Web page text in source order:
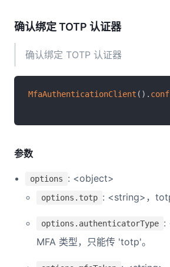
确认绑定 TOTP 认证器
确认绑定 TOTP 认证器
MfaAuthenticationClient ( ) .
参数
options : <object>
options.totp : <string>，
options.authenticatorType :
MFA 类型，只能传 'totp'。